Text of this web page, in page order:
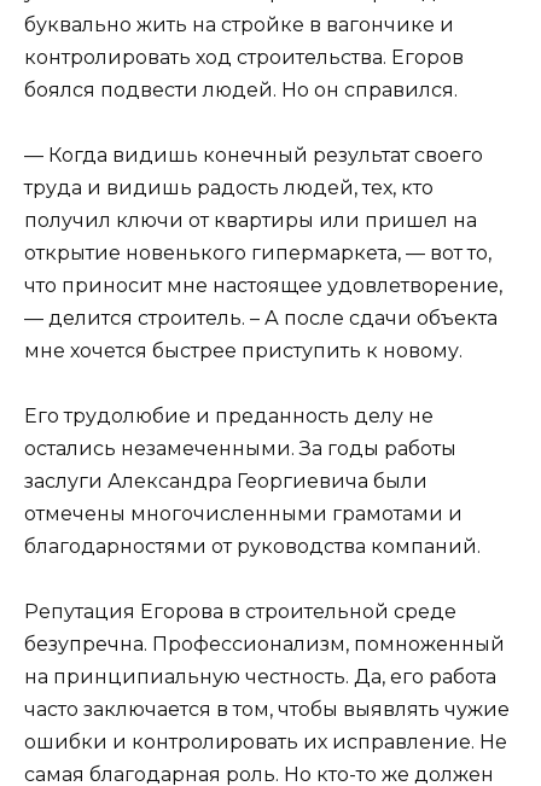
буквально жить на стройке в вагончике и
контролировать ход строительства. Егоров
боялся подвести людей. Но он справился.
— Когда видишь конечный результат своего
труда и видишь радость людей, тех, кто
получил ключи от квартиры или пришел на
открытие новенького гипермаркета, — вот то,
что приносит мне настоящее удовлетворение,
— делится строитель. – А после сдачи объекта
мне хочется быстрее приступить к новому.
Его трудолюбие и преданность делу не
остались незамеченными. За годы работы
заслуги Александра Георгиевича были
отмечены многочисленными грамотами и
благодарностями от руководства компаний.
Репутация Егорова в строительной среде
безупречна. Профессионализм, помноженный
на принципиальную честность. Да, его работа
часто заключается в том, чтобы выявлять чужие
ошибки и контролировать их исправление. Не
самая благодарная роль. Но кто-то же должен